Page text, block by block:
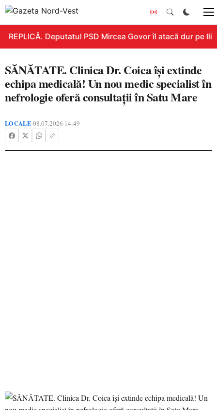
REPLICĂ. Deputatul PSD Mircea Govor îl atacă dur pe
SĂNĂTATE. Clinica Dr. Coica își extinde
echipa medicală! Un nou medic specialist în
nefrologie oferă consultații în Satu Mare
LOCALE•08.07.2026 14:49